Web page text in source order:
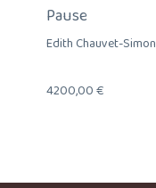
Pause
Edith Chauvet-Simon
4200,00€